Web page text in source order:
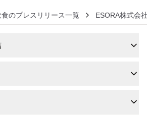
のプレスリリース一覧 ESORA株式会